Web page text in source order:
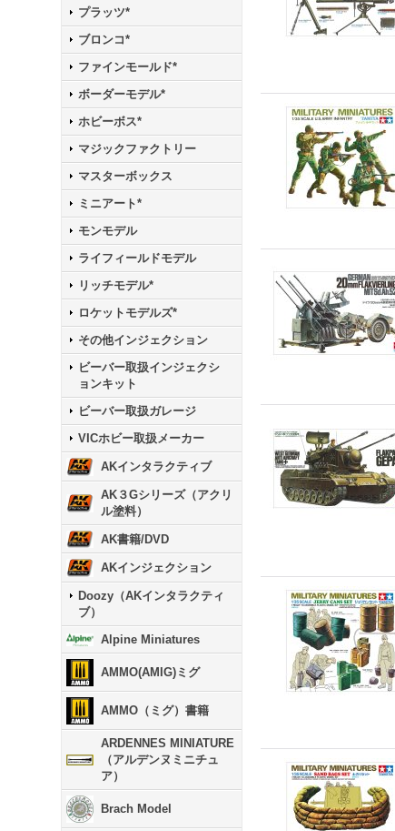
プラッツ*
ブロンコ*
ファインモールド*
ボーダーモデル*
ホビーボス*
マジックファクトリー
マスターボックス
ミニアート*
モンモデル
ライフィールドモデル
リッチモデル*
ロケットモデルズ*
その他インジェクション
ビーバー取扱インジェクシ
ョンキット
ビーバー取扱ガレージ
VICホビー取扱メーカー
AKインタラクティブ
AK３Gシリーズ（アクリ
ル塗料）
AK書籍/DVD
AKインジェクション
Doozy（AKインタラクティ
ブ）
Alpine Miniatures
AMMO(AMIG)ミグ
AMMO（ミグ）書籍
ARDENNES MINIATURE
（アルデンヌミニチュ
ア）
Brach Model